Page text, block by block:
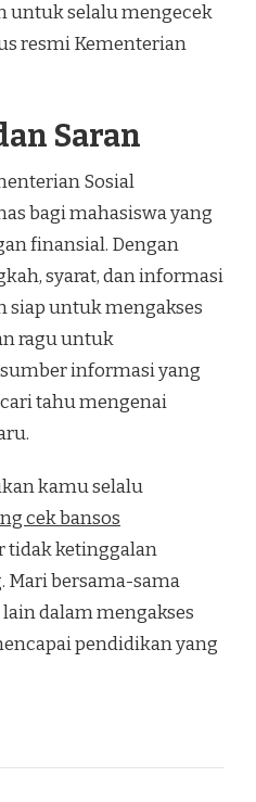
untuk selalu mengecek
resmi Kementerian
Saran
Sosial
bagi mahasiswa yang
finansial. Dengan
syarat, dan informasi
siap untuk mengakses
ragu untuk
informasi yang
tahu mengenai
kamu selalu
cek bansos
tidak ketinggalan
bersama-sama
dalam mengakses
pendidikan yang